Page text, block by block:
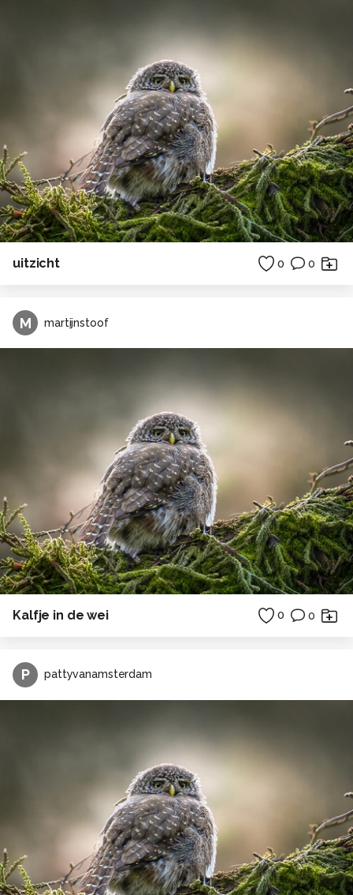
uitzicht 0 0
M martijnstoof
Kalfje in de wei 0 0
P pattyvanamsterdam